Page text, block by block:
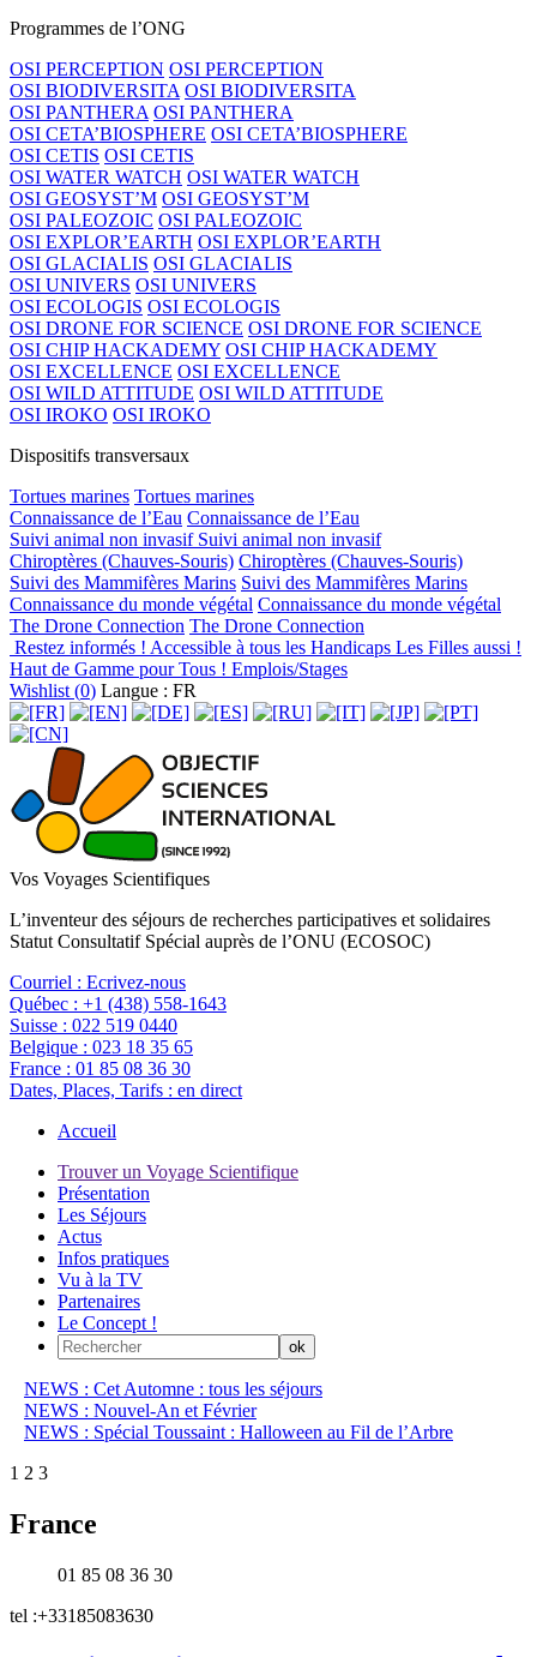
Programmes de l’ONG
OSI PERCEPTION OSI PERCEPTION
OSI BIODIVERSITA OSI BIODIVERSITA
OSI PANTHERA OSI PANTHERA
OSI CETA’BIOSPHERE OSI CETA’BIOSPHERE
OSI CETIS OSI CETIS
OSI WATER WATCH OSI WATER WATCH
OSI GEOSYST’M OSI GEOSYST’M
OSI PALEOZOIC OSI PALEOZOIC
OSI EXPLOR’EARTH OSI EXPLOR’EARTH
OSI GLACIALIS OSI GLACIALIS
OSI UNIVERS OSI UNIVERS
OSI ECOLOGIS OSI ECOLOGIS
OSI DRONE FOR SCIENCE OSI DRONE FOR SCIENCE
OSI CHIP HACKADEMY OSI CHIP HACKADEMY
OSI EXCELLENCE OSI EXCELLENCE
OSI WILD ATTITUDE OSI WILD ATTITUDE
OSI IROKO OSI IROKO
Dispositifs transversaux
Tortues marines Tortues marines
Connaissance de l’Eau Connaissance de l’Eau
Suivi animal non invasif Suivi animal non invasif
Chiroptères (Chauves-Souris) Chiroptères (Chauves-Souris)
Suivi des Mammifères Marins Suivi des Mammifères Marins
Connaissance du monde végétal Connaissance du monde végétal
The Drone Connection The Drone Connection
Restez informés ! Accessible à tous les Handicaps Les Filles aussi !
Haut de Gamme pour Tous ! Emplois/Stages
Wishlist (0) Langue : FR
Vos Voyages Scientifiques
L’inventeur des séjours de recherches participatives et solidaires
Statut Consultatif Spécial auprès de l’ONU (ECOSOC)
Courriel : Ecrivez-nous
Québec : +1 (438) 558-1643
Suisse : 022 519 0440
Belgique : 023 18 35 65
France : 01 85 08 36 30
Dates, Places, Tarifs : en direct
Accueil
Trouver un Voyage Scientifique
Présentation
Les Séjours
Actus
Infos pratiques
Vu à la TV
Partenaires
Le Concept !
NEWS : Cet Automne : tous les séjours
NEWS : Nouvel-An et Février
NEWS : Spécial Toussaint : Halloween au Fil de l’Arbre
1 2 3
France
01 85 08 36 30
tel :+33185083630